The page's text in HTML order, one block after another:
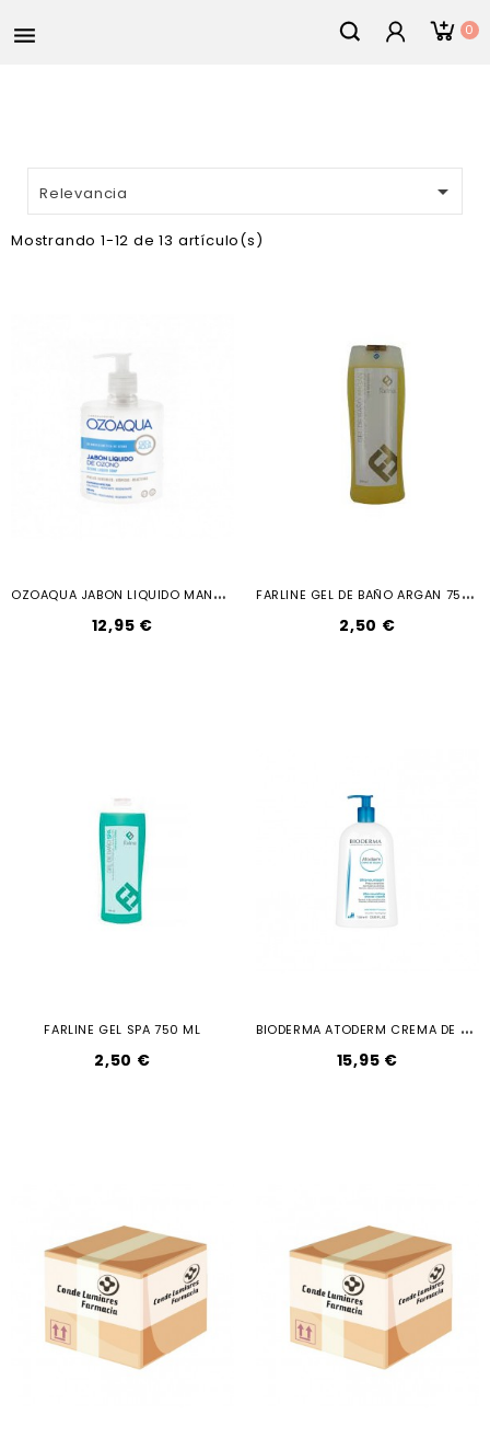
 0
Relevancia 
Mostrando 1-12 de 13 artículo(s)
O
ZOAQUA JABON LIQUIDO MANOS Y CUERPO...
12,95 €
F
ARLINE GEL DE BAÑO ARGAN 750 ML
2,50 €
FARLINE GEL SPA 750 ML
2,50 €
B
IODERMA ATODERM CREMA DE DUCHA 1 L
15,95 €